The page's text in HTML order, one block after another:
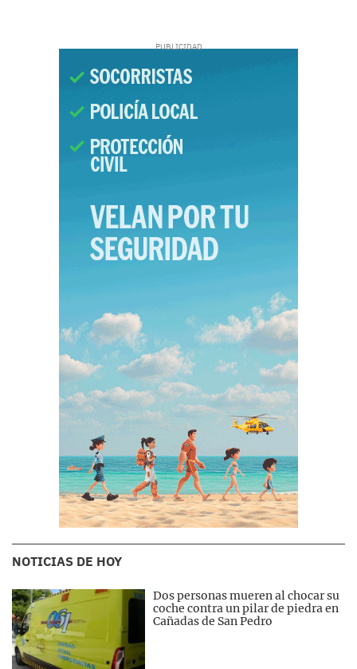
NOTICIAS DE HOY
Dos personas mueren al chocar su
coche contra un pilar de piedra en
Cañadas de San Pedro